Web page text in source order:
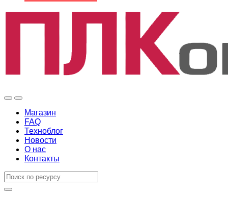
Магазин
FAQ
Техноблог
Новости
О нас
Контакты